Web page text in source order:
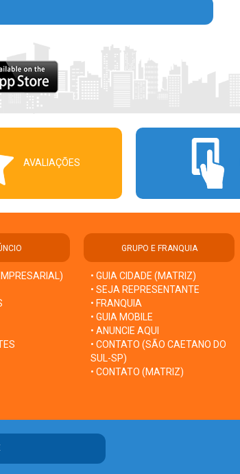
AVALIAÇÕES
GRUPO E FRANQUIA
• GUIA CIDADE (MATRIZ)
• SEJA REPRESENTANTE
• FRANQUIA
• GUIA MOBILE
• ANUNCIE AQUI
• CONTATO (SÃO CAETANO DO
SUL-SP)
• CONTATO (MATRIZ)